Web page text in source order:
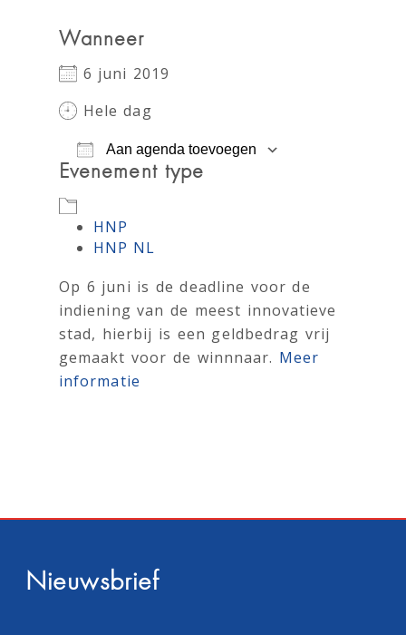
Wanneer
6 juni 2019
Hele dag
Aan agenda toevoegen
Download ICS
Evenement type
HNP
HNP NL
Op 6 juni is de deadline voor de
indiening van de meest innovatieve
stad, hierbij is een geldbedrag vrij
gemaakt voor de winnnaar. Meer
informatie
Nieuwsbrief